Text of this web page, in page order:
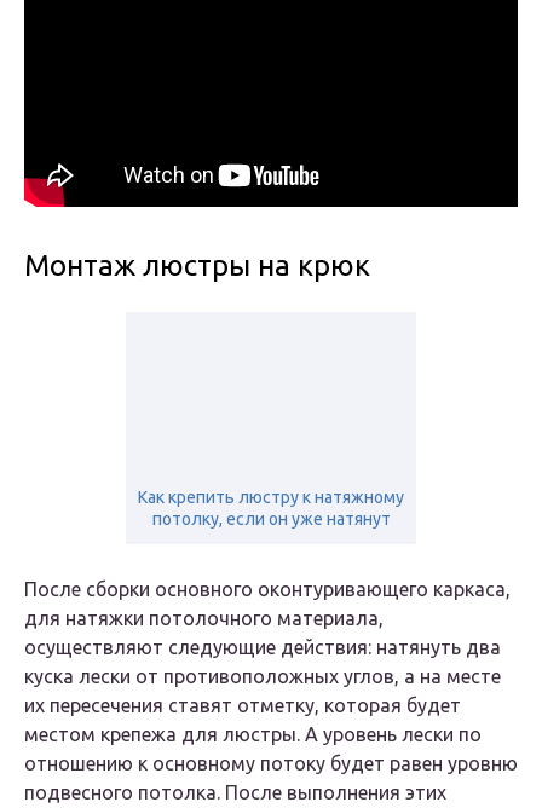
Монтаж люстры на крюк
Как крепить люстру к натяжному
потолку, если он уже натянут
После сборки основного оконтуривающего каркаса,
для натяжки потолочного материала,
осуществляют следующие действия: натянуть два
куска лески от противоположных углов, а на месте
их пересечения ставят отметку, которая будет
местом крепежа для люстры. А уровень лески по
отношению к основному потоку будет равен уровню
подвесного потолка. После выполнения этих